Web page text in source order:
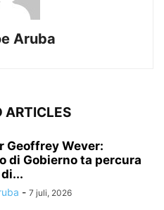
Aruba
ARTICLES
Geoffrey Wever:
di Gobierno ta percura
- 7 juli, 2026